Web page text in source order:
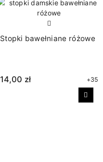
Stopki bawełniane różowe
14,00 zł +35